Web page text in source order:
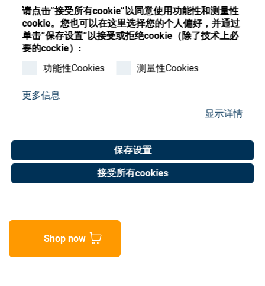
请点击“接受所有cookie”以同意使用功能性和测量性
cookie。您也可以在这里选择您的个人偏好，并通过
单击”保存设置”以接受或拒绝cookie（除了技术上必
要的cockie）:
功能性Cookies
测量性Cookies
更多信息
显示详情
保存设置
接受所有cookies
我们是谁
加入我们
注册 登录
Vacuum suction nozzle
VN-07-M-T2-PQ1-VQ1
Art. No. 25050586
Unit of measure : Piece
Shop now